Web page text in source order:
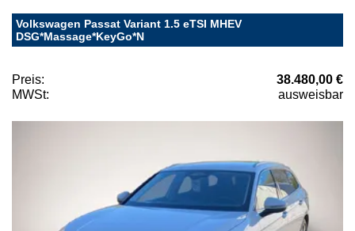
Volkswagen Passat Variant 1.5 eTSI MHEV
DSG*Massage*KeyGo*N
Preis:
38.480,00 €
MWSt:
ausweisbar